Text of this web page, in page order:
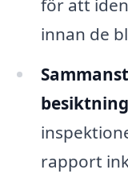
för att
innan de
rapport